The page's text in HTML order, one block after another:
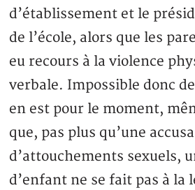
d’établissement et le
de l’école, alors que les
eu recours à la violence
verbale. Impossible donc
en est pour le moment,
que, pas plus qu’une
d’attouchements sexuels,
d’enfant ne se fait pas à la